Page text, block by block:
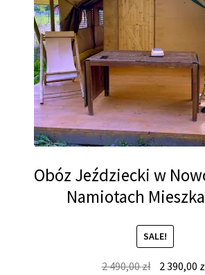
Obóz Jeździecki w
Namiotach
SALE!
2 490,00zł Original
2 390,00